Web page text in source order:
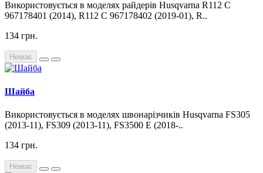
Використовується в моделях райдерів Husqvarna R112 C
967178401 (2014), R112 C 967178402 (2019-01), R..
134 грн.
Немає
Шайба
Використовується в моделях швонарізчиків Husqvarna FS305
(2013-11), FS309 (2013-11), FS3500 E (2018-..
134 грн.
Немає